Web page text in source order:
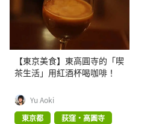
【東京美食】東高圓寺的「喫
茶生活」用紅酒杯喝咖啡！
Yu Aoki
東京都
荻窪・高圓寺